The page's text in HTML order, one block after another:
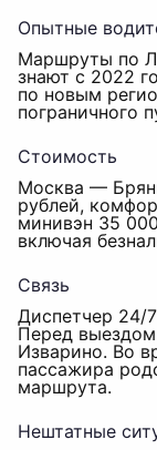
Опытные
Маршруты по
знают с 2022
по новым
пограничного
Стоимость
Москва —
рублей,
минивэн 35
включая
Связь
Диспетчер 24/
Перед
Изварино. Во
пассажира
маршрута.
Нештатные